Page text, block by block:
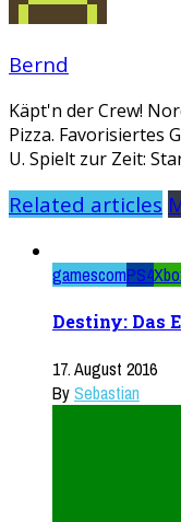
Bernd
Käpt'n der Crew!
Pizza. Favorisiertes
U. Spielt zur Zeit:
Related articles
gamescomPS4
Destiny: Das
17. August 2016
BySebastian